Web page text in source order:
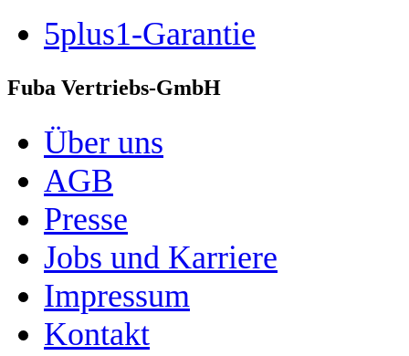
5plus1-Garantie
Fuba Vertriebs-GmbH
Über uns
AGB
Presse
Jobs und Karriere
Impressum
Kontakt